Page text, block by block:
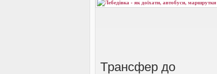
Трансфер до